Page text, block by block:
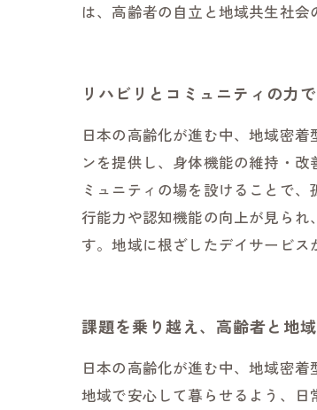
は、高齢者の自立と地域共生社会
リハビリとコミュニティの力
日本の高齢化が進む中、地域密
ンを提供し、身体機能の維持・
ミュニティの場を設けることで
行能力や認知機能の向上が見ら
す。地域に根ざしたデイサービ
課題を乗り越え、高齢者と地
日本の高齢化が進む中、地域密
地域で安心して暮らせるよう、